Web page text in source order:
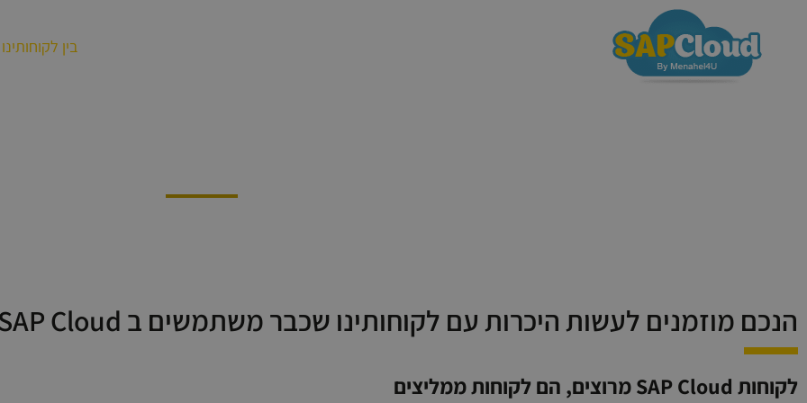
בין לקוחותינו
הנכם מוזמנים לעשות היכרות עם לקוחותינו שכבר משתמשים ב SAP Cloud
לקוחות SAP Cloud מרוצים, הם לקוחות ממליצים